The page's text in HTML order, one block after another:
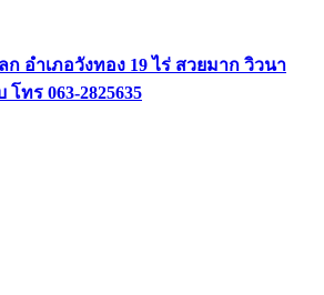
อำเภอวังทอง 19 ไร่ สวยมาก วิวนา
ทร 063-2825635